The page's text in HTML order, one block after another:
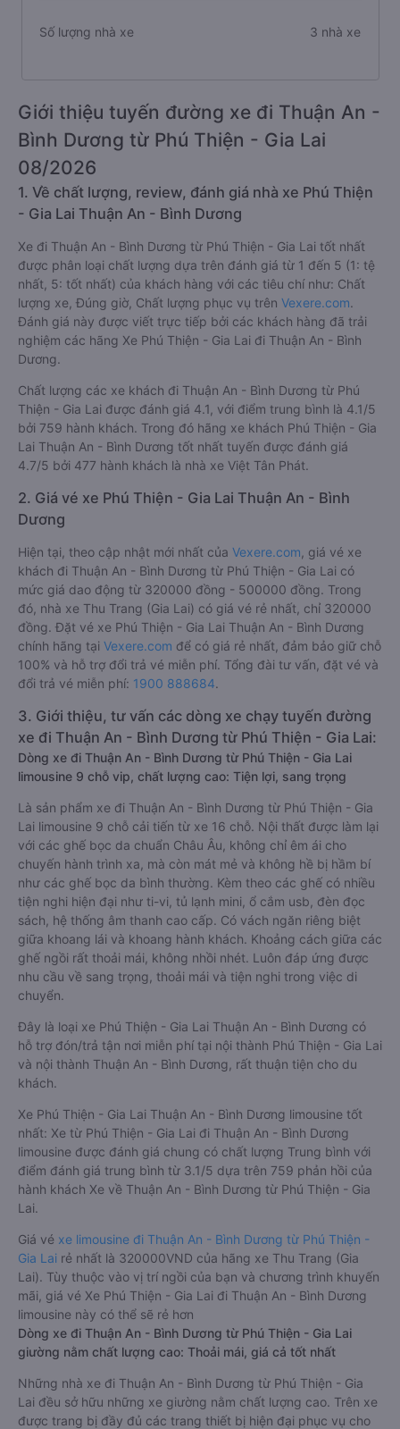
Số lượng nhà xe 3 nhà xe
Giới thiệu tuyến đường xe đi Thuận An -
Bình Dương từ Phú Thiện - Gia Lai
08/2026
1. Về chất lượng, review, đánh giá nhà xe Phú Thiện
- Gia Lai Thuận An - Bình Dương
Xe đi Thuận An - Bình Dương từ Phú Thiện - Gia Lai tốt nhất
được phân loại chất lượng dựa trên đánh giá từ 1 đến 5 (1: tệ
nhất, 5: tốt nhất) của khách hàng với các tiêu chí như: Chất
lượng xe, Đúng giờ, Chất lượng phục vụ trên Vexere.com.
Đánh giá này được viết trực tiếp bởi các khách hàng đã trải
nghiệm các hãng Xe Phú Thiện - Gia Lai đi Thuận An - Bình
Dương.
Chất lượng các xe khách đi Thuận An - Bình Dương từ Phú
Thiện - Gia Lai được đánh giá 4.1, với điểm trung bình là 4.1/5
bởi 759 hành khách. Trong đó hãng xe khách Phú Thiện - Gia
Lai Thuận An - Bình Dương tốt nhất tuyến được đánh giá
4.7/5 bởi 477 hành khách là nhà xe Việt Tân Phát.
2. Giá vé xe Phú Thiện - Gia Lai Thuận An - Bình
Dương
Hiện tại, theo cập nhật mới nhất của Vexere.com , giá vé xe
khách đi Thuận An - Bình Dương từ Phú Thiện - Gia Lai có
mức giá dao động từ 320000 đồng - 500000 đồng. Trong
đó, nhà xe Thu Trang (Gia Lai) có giá vé rẻ nhất, chỉ 320000
đồng. Đặt vé xe Phú Thiện - Gia Lai Thuận An - Bình Dương
chính hãng tại Vexere.com để có giá rẻ nhất, đảm bảo giữ chỗ
100% và hỗ trợ đổi trả vé miễn phí. Tổng đài tư vấn, đặt vé và
đổi trả vé miễn phí: 1900 888684.
3. Giới thiệu, tư vấn các dòng xe chạy tuyến đường
xe đi Thuận An - Bình Dương từ Phú Thiện - Gia Lai:
Dòng xe đi Thuận An - Bình Dương từ Phú Thiện - Gia Lai
limousine 9 chỗ vip, chất lượng cao: Tiện lợi, sang trọng
Là sản phẩm xe đi Thuận An - Bình Dương từ Phú Thiện - Gia
Lai limousine 9 chỗ cải tiến từ xe 16 chỗ. Nội thất được làm lại
với các ghế bọc da chuẩn Châu Âu, không chỉ êm ái cho
chuyến hành trình xa, mà còn mát mẻ và không hề bị hầm bí
như các ghế bọc da bình thường. Kèm theo các ghế có nhiều
tiện nghi hiện đại như ti-vi, tủ lạnh mini, ổ cắm usb, đèn đọc
sách, hệ thống âm thanh cao cấp. Có vách ngăn riêng biệt
giữa khoang lái và khoang hành khách. Khoảng cách giữa các
ghế ngồi rất thoải mái, không nhồi nhét. Luôn đáp ứng được
nhu cầu về sang trọng, thoải mái và tiện nghi trong việc di
chuyển.
Đây là loại xe Phú Thiện - Gia Lai Thuận An - Bình Dương có
hỗ trợ đón/trả tận nơi miễn phí tại nội thành Phú Thiện - Gia Lai
và nội thành Thuận An - Bình Dương, rất thuận tiện cho du
khách.
Xe Phú Thiện - Gia Lai Thuận An - Bình Dương limousine tốt
nhất: Xe từ Phú Thiện - Gia Lai đi Thuận An - Bình Dương
limousine được đánh giá chung có chất lượng Trung bình với
điểm đánh giá trung bình từ 3.1/5 dựa trên 759 phản hồi của
hành khách Xe về Thuận An - Bình Dương từ Phú Thiện - Gia
Lai.
Giá vé xe limousine đi Thuận An - Bình Dương từ Phú Thiện -
Gia Lai rẻ nhất là 320000VND của hãng xe Thu Trang (Gia
Lai). Tùy thuộc vào vị trí ngồi của bạn và chương trình khuyến
mãi, giá vé Xe Phú Thiện - Gia Lai đi Thuận An - Bình Dương
limousine này có thể sẽ rẻ hơn
Dòng xe đi Thuận An - Bình Dương từ Phú Thiện - Gia Lai
giường nằm chất lượng cao: Thoải mái, giá cả tốt nhất
Những nhà xe đi Thuận An - Bình Dương từ Phú Thiện - Gia
Lai đều sở hữu những xe giường nằm chất lượng cao. Trên xe
được trang bị đầy đủ các trang thiết bị hiện đại phục vụ cho